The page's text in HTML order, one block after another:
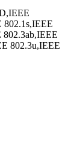
802.1s,IEEE
802.3u,IEEE